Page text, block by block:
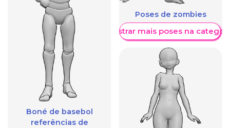
Boné de basebol
referências de
Poses de zombies
Mostrar mais poses na